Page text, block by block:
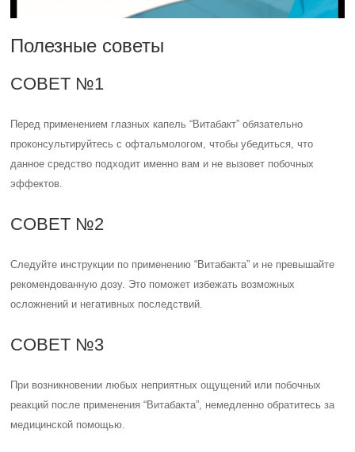
Полезные советы
СОВЕТ №1
Перед применением глазных капель “Витабакт” обязательно
проконсультируйтесь с офтальмологом, чтобы убедиться, что
данное средство подходит именно вам и не вызовет побочных
эффектов.
СОВЕТ №2
Следуйте инструкции по применению “Витабакта” и не превышайте
рекомендованную дозу. Это поможет избежать возможных
осложнений и негативных последствий.
СОВЕТ №3
При возникновении любых неприятных ощущений или побочных
реакций после применения “Витабакта”, немедленно обратитесь за
медицинской помощью.